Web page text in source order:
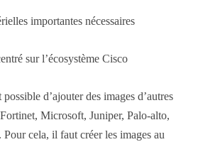
importantes nécessaires
sur l’écosystème Cisco
d’ajouter des images d’autres
Microsoft, Juniper, Palo-alto,
cela, il faut créer les images au